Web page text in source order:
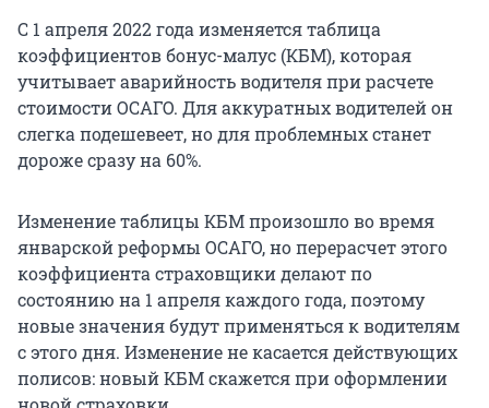
С 1 апреля 2022 года изменяется таблица
коэффициентов бонус-малус (КБМ), которая
учитывает аварийность водителя при расчете
стоимости ОСАГО. Для аккуратных водителей он
слегка подешевеет, но для проблемных станет
дороже сразу на 60%.
Изменение таблицы КБМ произошло во время
январской реформы ОСАГО, но перерасчет этого
коэффициента страховщики делают по
состоянию на 1 апреля каждого года, поэтому
новые значения будут применяться к водителям
с этого дня. Изменение не касается действующих
полисов: новый КБМ скажется при оформлении